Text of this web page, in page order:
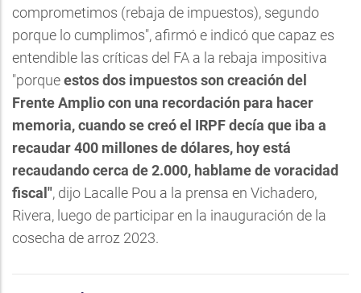
comprometimos (rebaja de impuestos), segundo
porque lo cumplimos", afirmó e indicó que capaz es
entendible las críticas del FA a la rebaja impositiva
"porqueestos dos impuestos son creación del
Frente Amplio con una recordación para hacer
memoria, cuando se creó el IRPF decía que iba a
recaudar 400 millones de dólares, hoy está
recaudando cerca de 2.000, hablame de voracidad
fiscal", dijo Lacalle Pou a la prensa en Vichadero,
Rivera, luego de participar en la inauguración de la
cosecha de arroz 2023.